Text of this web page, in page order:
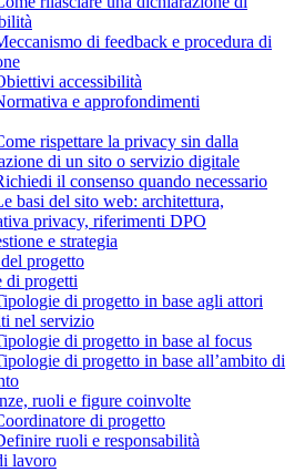
di feedback e procedura di
accessibilità
e approfondimenti
rispettare la privacy sin dalla
di un sito o servizio digitale
il consenso quando necessario
basi del sito web: architettura,
privacy, riferimenti DPO
e strategia
progetto
di progetti
di progetto in base agli attori
nel servizio
di progetto in base al focus
di progetto in base all’ambito di
ruoli e figure coinvolte
di progetto
ruoli e responsabilità
lavoro